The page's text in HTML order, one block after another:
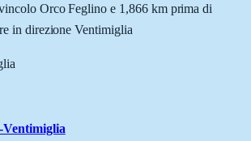
Orco Feglino e 1,866 km prima di
in direzione Ventimiglia
Ventimiglia